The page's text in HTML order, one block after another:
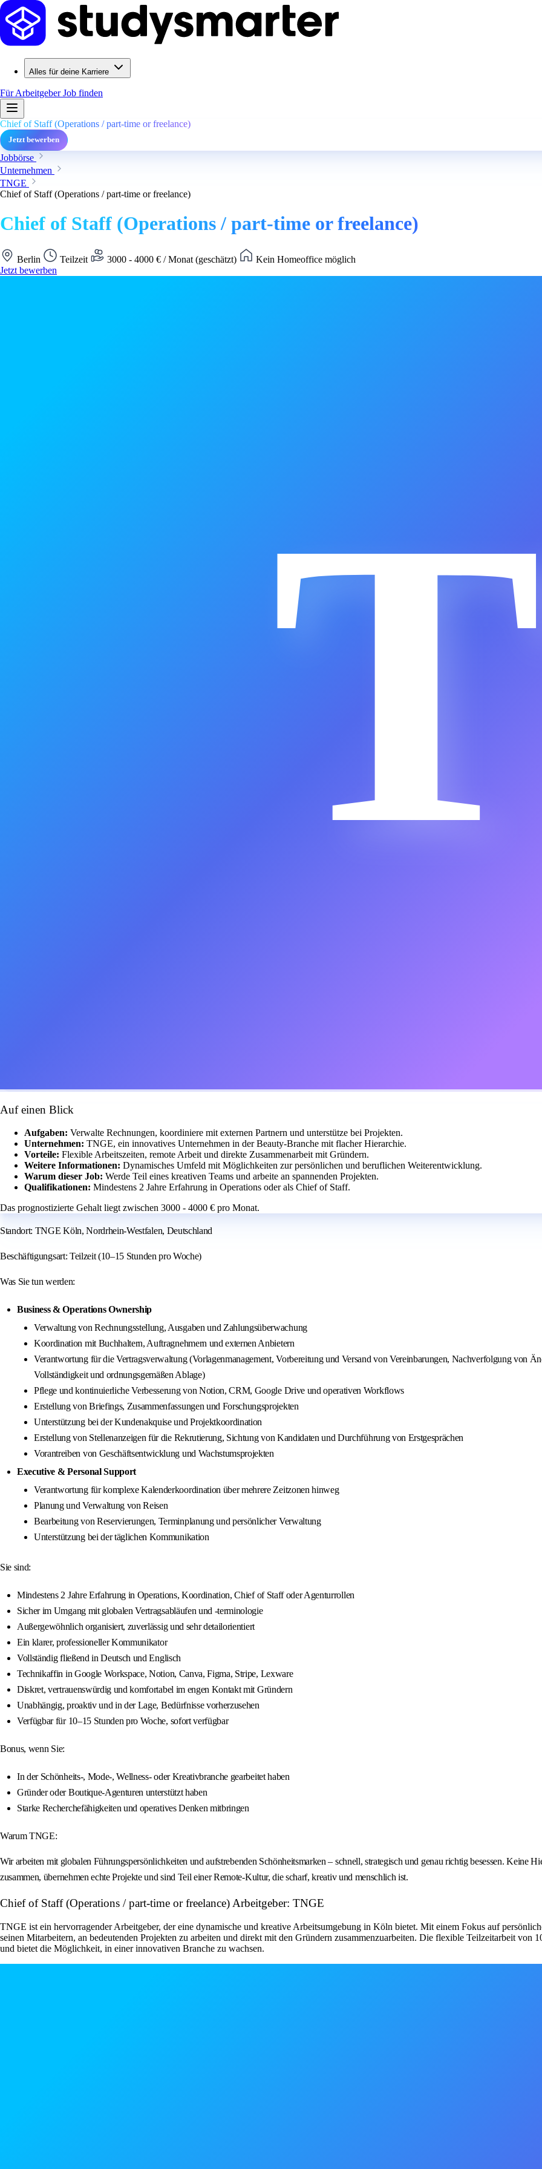
Alles für deine Karriere
Für ArbeitgeberJob finden
Chief of Staff (Operations / part-time or freelance)
Jetzt bewerben
Jobbörse
Unternehmen
TNGE
Chief of Staff (Operations / part-time or freelance)
Chief of Staff (Operations / part-time or freelance)
Berlin Teilzeit 3000 - 4000 € / Monat (geschätzt)
Kein Homeoffice möglich
Jetzt bewerben
T
Auf einen Blick
Aufgaben: Verwalte Rechnungen, koordiniere mit externen Partnern und unterstütze bei Projekten.
Unternehmen: TNGE, ein innovatives Unternehmen in der Beauty-Branche mit flacher Hierarchie.
Vorteile: Flexible Arbeitszeiten, remote Arbeit und direkte Zusammenarbeit mit Gründern.
Weitere Informationen: Dynamisches Umfeld mit Möglichkeiten zur persönlichen und beruflichen Weiterentwicklung.
Warum dieser Job: Werde Teil eines kreativen Teams und arbeite an spannenden Projekten.
Qualifikationen: Mindestens 2 Jahre Erfahrung in Operations oder als Chief of Staff.
Das prognostizierte Gehalt liegt zwischen 3000 - 4000 € pro Monat.
Standort: TNGE Köln, Nordrhein-Westfalen, Deutschland
Beschäftigungsart: Teilzeit (10–15 Stunden pro Woche)
Was Sie tun werden:
Business & Operations Ownership
Verwaltung von Rechnungsstellung, Ausgaben und Zahlungsüberwachung
Koordination mit Buchhaltern, Auftragnehmern und externen Anbietern
Verantwortung für die Vertragsverwaltung (Vorlagenmanagement, Vorbereitung und Versand von Vereinbarungen, Nachverfolgung von
Vollständigkeit und ordnungsgemäßen Ablage)
Pflege und kontinuierliche Verbesserung von Notion, CRM, Google Drive und operativen Workflows
Erstellung von Briefings, Zusammenfassungen und Forschungsprojekten
Unterstützung bei der Kundenakquise und Projektkoordination
Erstellung von Stellenanzeigen für die Rekrutierung, Sichtung von Kandidaten und Durchführung von Erstgesprächen
Vorantreiben von Geschäftsentwicklung und Wachstumsprojekten
Executive & Personal Support
Verantwortung für komplexe Kalenderkoordination über mehrere Zeitzonen hinweg
Planung und Verwaltung von Reisen
Bearbeitung von Reservierungen, Terminplanung und persönlicher Verwaltung
Unterstützung bei der täglichen Kommunikation
Sie sind:
Mindestens 2 Jahre Erfahrung in Operations, Koordination, Chief of Staff oder Agenturrollen
Sicher im Umgang mit globalen Vertragsabläufen und -terminologie
Außergewöhnlich organisiert, zuverlässig und sehr detailorientiert
Ein klarer, professioneller Kommunikator
Vollständig fließend in Deutsch und Englisch
Technikaffin in Google Workspace, Notion, Canva, Figma, Stripe, Lexware
Diskret, vertrauenswürdig und komfortabel im engen Kontakt mit Gründern
Unabhängig, proaktiv und in der Lage, Bedürfnisse vorherzusehen
Verfügbar für 10–15 Stunden pro Woche, sofort verfügbar
Bonus, wenn Sie:
In der Schönheits-, Mode-, Wellness- oder Kreativbranche gearbeitet haben
Gründer oder Boutique-Agenturen unterstützt haben
Starke Recherchefähigkeiten und operatives Denken mitbringen
Warum TNGE:
Wir arbeiten mit globalen Führungspersönlichkeiten und aufstrebenden Schönheitsmarken – schnell, strategisch und genau richtig besessen. Keine
zusammen, übernehmen echte Projekte und sind Teil einer Remote-Kultur, die scharf, kreativ und menschlich ist.
Chief of Staff (Operations / part-time or freelance) Arbeitgeber: TNGE
TNGE ist ein hervorragender Arbeitgeber, der eine dynamische und kreative Arbeitsumgebung in Köln bietet. Mit einem Fokus auf
seinen Mitarbeitern, an bedeutenden Projekten zu arbeiten und direkt mit den Gründern zusammenzuarbeiten. Die flexible Teilzeitarbeit von
und bietet die Möglichkeit, in einer innovativen Branche zu wachsen.